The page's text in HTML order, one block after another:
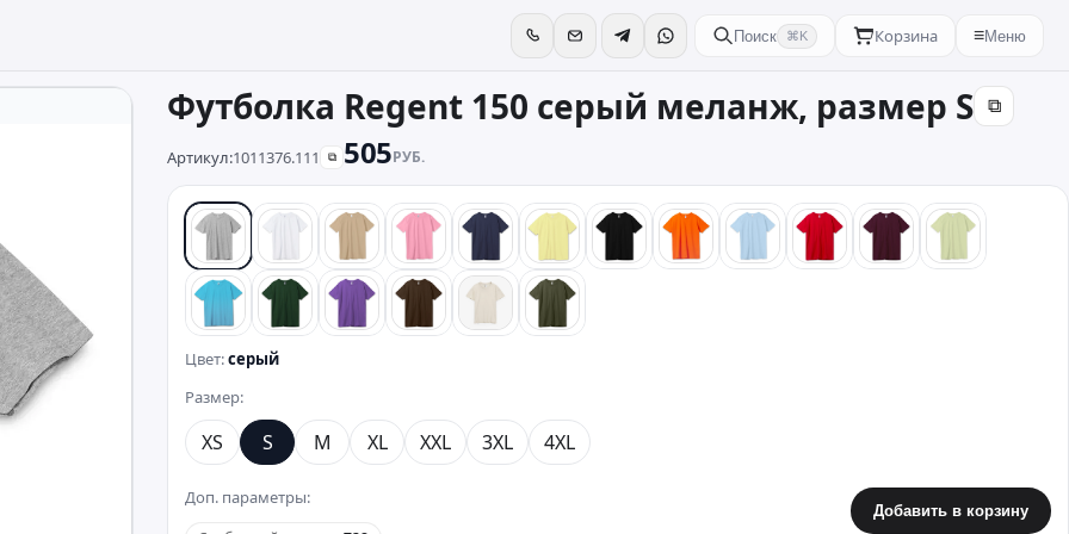
Поиск ⌘K Корзина ≡Меню
Футболка Regent 150 серый меланж, размер S ⧉
Артикул:1011376.111 ⧉ 505РУБ.
серый белый песочныйрозовый синий желтый черныйоранжевыйголубойкрасный бордовыйзеленый
бирюзовыйтемно-зеленый
фиолетовыйкоричневый
бежевый хаки
Цвет:серый
Размер:
XS S M XL XXL 3XL 4XL
Доп. параметры:
Добавить в корзину